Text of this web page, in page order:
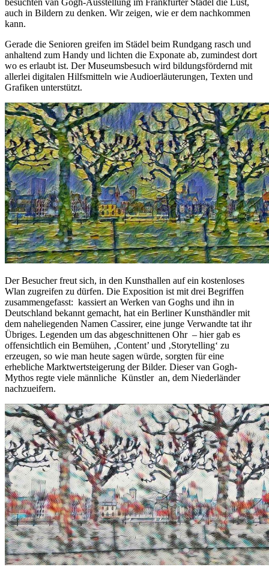
auch in Bildern zu denken. Wir zeigen, wie er dem nachkommen
kann.
Gerade die Senioren greifen im Städel beim Rundgang rasch und
anhaltend zum Handy und lichten die Exponate ab, zumindest dort
wo es erlaubt ist. Der Museumsbesuch wird bildungsfördernd mit
allerlei digitalen Hilfsmitteln wie Audioerläuterungen, Texten und
Grafiken unterstützt.
Der Besucher freut sich, in den Kunsthallen auf ein kostenloses
Wlan zugreifen zu dürfen. Die Exposition ist mit drei Begriffen
zusammengefasst: kassiert an Werken van Goghs und ihn in
Deutschland bekannt gemacht, hat ein Berliner Kunsthändler mit
dem naheliegenden Namen Cassirer, eine junge Verwandte tat ihr
Übriges. Legenden um das abgeschnittenen Ohr – hier gab es
offensichtlich ein Bemühen, ‚Content’ und ‚Storytelling‘ zu
erzeugen, so wie man heute sagen würde, sorgten für eine
erhebliche Marktwertsteigerung der Bilder. Dieser van Gogh-
Mythos regte viele männliche Künstler an, dem Niederländer
nachzueifern.